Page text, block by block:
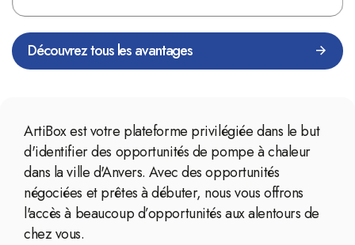
Découvrez tous les avantages
ArtiBox est votre plateforme privilégiée dans le but
d'identifier des opportunités de pompe à chaleur
dans la ville d'Anvers. Avec des opportunités
négociées et prêtes à débuter, nous vous offrons
l'accès à beaucoup d’opportunités aux alentours de
chez vous.